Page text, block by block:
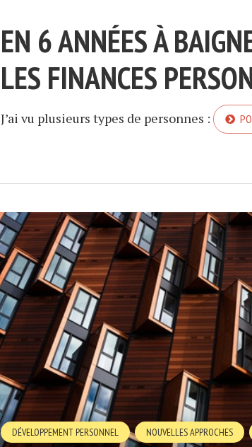
EN 6 ANNÉES À
LES FINANCES
J’ai vu plusieurs types de personnes :
DÉVELOPPEMENT PERSONNEL NOUVELLES APPROCHES